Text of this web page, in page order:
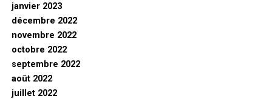
janvier 2023
décembre 2022
novembre 2022
octobre 2022
septembre 2022
août 2022
juillet 2022